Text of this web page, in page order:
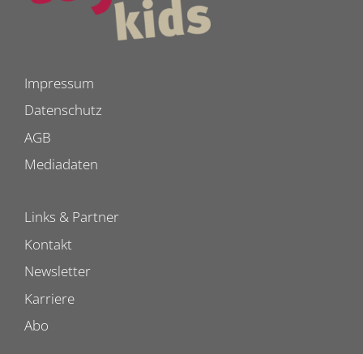
Impressum
Datenschutz
AGB
Mediadaten
Links & Partner
Kontakt
Newsletter
Karriere
Abo